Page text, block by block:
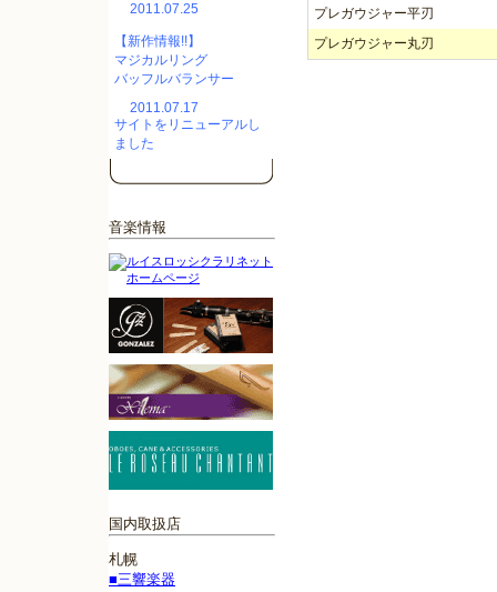
2011.07.25
【新作情報!!】
マジカルリング
バッフルバランサー
2011.07.17
サイトをリニューアルし
ました
音楽情報
国内取扱店
札幌
■三響楽器
プレガウジャー平刃
プレガウジャー丸刃